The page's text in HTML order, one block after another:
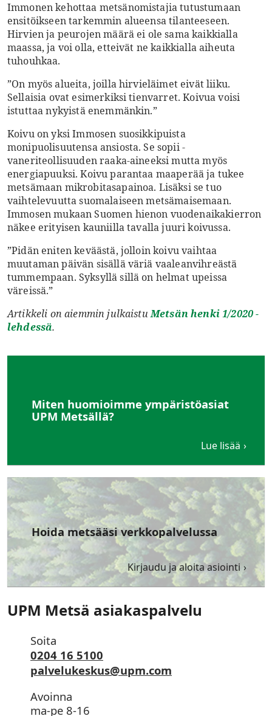
Immonen kehottaa metsänomistajia tutustumaan
ensitöikseen tarkemmin alueensa tilanteeseen.
Hirvien ja peurojen määrä ei ole sama kaikkialla
maassa, ja voi olla, etteivät ne kaikkialla aiheuta
tuhouhkaa.
”On myös alueita, joilla hirvieläimet eivät liiku.
Sellaisia ovat esimerkiksi tien­varret. Koivua voisi
istuttaa nykyistä enemmänkin.”
Koivu on yksi Immosen suosikki­puista
monipuolisuutensa ansiosta. Se sopii ­
vaneriteollisuuden raaka-­aineeksi mutta myös
energiapuuksi. Koivu ­parantaa maaperää ja tukee
metsämaan mikrobitasapainoa. Lisäksi se tuo
vaihtelevuutta suomalaiseen metsämaisemaan.
Immosen mukaan Suomen hienon vuodenaikakierron
näkee erityisen kauniilla tavalla juuri koivussa.
”Pidän eniten keväästä, jolloin koivu vaihtaa
muutaman päivän sisällä väriä vaaleanvihreästä
tummempaan. Syksyllä sillä on helmat upeissa
väreissä.”
Artikkeli on aiemmin julkaistuMetsän henki 1/2020 -
lehdessä.
Miten huomioimme ympäristöasiat
UPM Metsällä?
Lue lisää
Hoida metsääsi verkkopalvelussa
Kirjaudu ja aloita asiointi
UPM Metsä asiakaspalvelu
Soita
0204 16 5100
palvelukeskus@upm.com
Avoinna
ma-pe 8-16